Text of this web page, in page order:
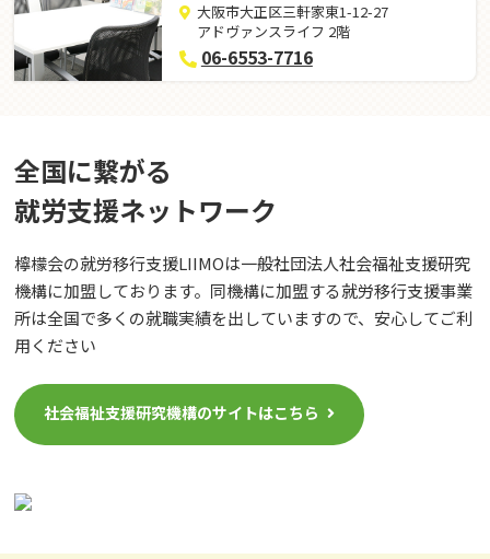
大阪市大正区三軒家東1-12-27
アドヴァンスライフ 2階
06-6553-7716
全国に繋がる
就労⽀援ネットワーク
檸檬会の就労移行支援LIIMOは一般社団法人社会福祉支援研究
機構に加盟しております。同機構に加盟する就労移行支援事業
所は全国で多くの就職実績を出していますので、安心してご利
用ください
社会福祉支援研究機構のサイトはこちら